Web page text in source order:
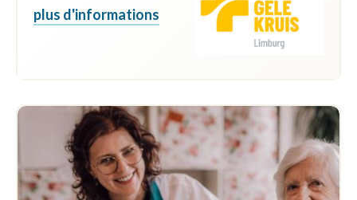
plus d'informations